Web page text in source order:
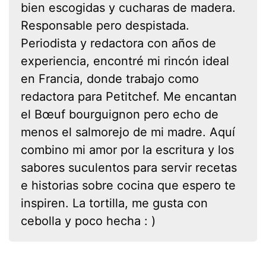
bien escogidas y cucharas de madera.
Responsable pero despistada.
Periodista y redactora con años de
experiencia, encontré mi rincón ideal
en Francia, donde trabajo como
redactora para Petitchef. Me encantan
el Bœuf bourguignon pero echo de
menos el salmorejo de mi madre. Aquí
combino mi amor por la escritura y los
sabores suculentos para servir recetas
e historias sobre cocina que espero te
inspiren. La tortilla, me gusta con
cebolla y poco hecha : )